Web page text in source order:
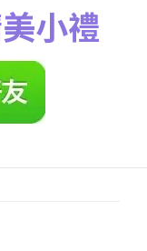
小禮